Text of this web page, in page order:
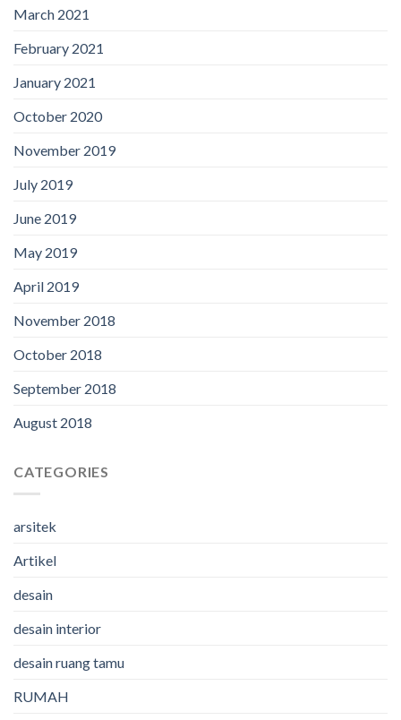
March 2021
February 2021
January 2021
October 2020
November 2019
July 2019
June 2019
May 2019
April 2019
November 2018
October 2018
September 2018
August 2018
CATEGORIES
arsitek
Artikel
desain
desain interior
desain ruang tamu
RUMAH